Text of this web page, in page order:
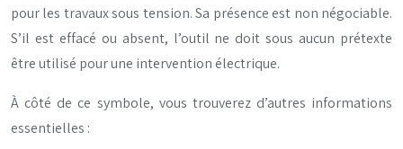
pour les travaux sous tension. Sa présence est non négociable.
S’il est effacé ou absent, l’outil ne doit sous aucun prétexte
être utilisé pour une intervention électrique.
À côté de ce symbole, vous trouverez d’autres informations
essentielles :